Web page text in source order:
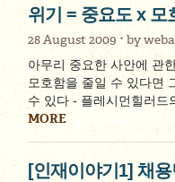
위기 = 중요도 x 모
28 August 2009 by
아무리 중요한 사안에 관
모호함을 줄일 수 있다면
수 있다 - 플레시먼힐러드
MORE
[인재이야기1] 채